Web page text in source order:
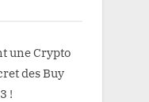
une Crypto
des Buy
!